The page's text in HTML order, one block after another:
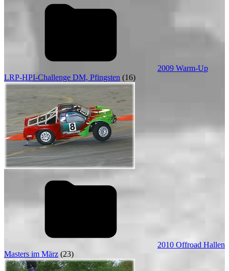
2009 Warm-Up
LRP-HPI-Challenge DM, Pfingsten (16)
2010 Offroad Hallen
Masters im März (23)